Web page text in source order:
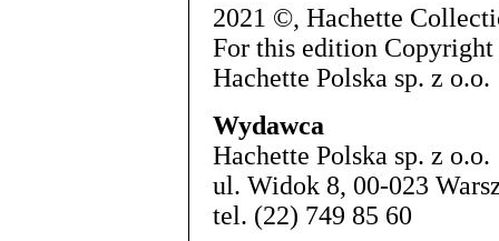
2021 ©, Hachette
For this edition
Hachette Polska sp. z o.o.
Wydawca
Hachette Polska sp. z o.o.
ul. Widok 8, 00-023
tel. (22) 749 85 60